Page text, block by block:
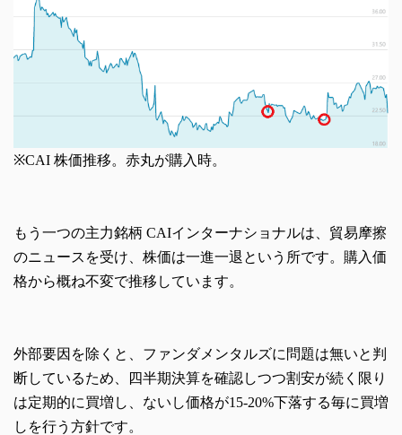
※CAI 株価推移。赤丸が購入時。
もう一つの主力銘柄 CAIインターナショナルは、貿易摩擦
のニュースを受け、株価は一進一退という所です。購入価
格から概ね不変で推移しています。
外部要因を除くと、ファンダメンタルズに問題は無いと判
断しているため、四半期決算を確認しつつ割安が続く限り
は定期的に買増し、ないし価格が15-20%下落する毎に買増
しを行う方針です。